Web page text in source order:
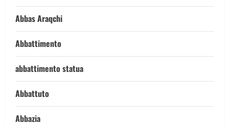
Abbas Araqchi
Abbattimento
abbattimento statua
Abbattuto
Abbazia